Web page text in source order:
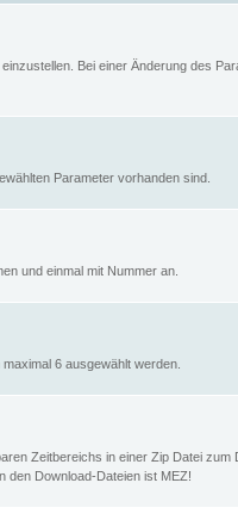
Bei einer Änderung des
Parameter vorhanden sind.
und einmal mit Nummer an.
6 ausgewählt werden.
Zeitbereichs in einer Zip Datei zum
den Download-Dateien ist MEZ!